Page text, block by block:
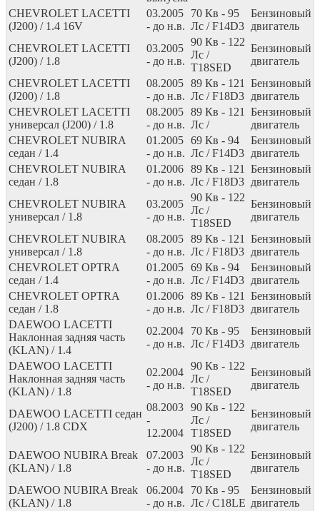
CHEVROLET LACETTI
(J200) / 1.4 16V
03.2005
- до н.в.
70 Кв - 95
Лс / F14D3
Бензиновый
двигатель
CHEVROLET LACETTI
(J200) / 1.8
03.2005
- до н.в.
90 Кв - 122
Лс /
T18SED
Бензиновый
двигатель
CHEVROLET LACETTI
(J200) / 1.8
08.2005
- до н.в.
89 Кв - 121
Лс / F18D3
Бензиновый
двигатель
CHEVROLET LACETTI
универсал (J200) / 1.8
08.2005
- до н.в.
89 Кв - 121
Лс /
Бензиновый
двигатель
CHEVROLET NUBIRA
седан / 1.4
01.2005
- до н.в.
69 Кв - 94
Лс / F14D3
Бензиновый
двигатель
CHEVROLET NUBIRA
седан / 1.8
01.2006
- до н.в.
89 Кв - 121
Лс / F18D3
Бензиновый
двигатель
CHEVROLET NUBIRA
универсал / 1.8
03.2005
- до н.в.
90 Кв - 122
Лс /
T18SED
Бензиновый
двигатель
CHEVROLET NUBIRA
универсал / 1.8
08.2005
- до н.в.
89 Кв - 121
Лс / F18D3
Бензиновый
двигатель
CHEVROLET OPTRA
седан / 1.4
01.2005
- до н.в.
69 Кв - 94
Лс / F14D3
Бензиновый
двигатель
CHEVROLET OPTRA
седан / 1.8
01.2006
- до н.в.
89 Кв - 121
Лс / F18D3
Бензиновый
двигатель
DAEWOO LACETTI
Наклонная задняя часть
(KLAN) / 1.4
02.2004
- до н.в.
70 Кв - 95
Лс / F14D3
Бензиновый
двигатель
DAEWOO LACETTI
Наклонная задняя часть
(KLAN) / 1.8
02.2004
- до н.в.
90 Кв - 122
Лс /
T18SED
Бензиновый
двигатель
DAEWOO LACETTI седан
(J200) / 1.8 CDX
08.2003
-
12.2004
90 Кв - 122
Лс /
T18SED
Бензиновый
двигатель
DAEWOO NUBIRA Break
(KLAN) / 1.8
07.2003
- до н.в.
90 Кв - 122
Лс /
T18SED
Бензиновый
двигатель
DAEWOO NUBIRA Break
(KLAN) / 1.8
06.2004
- до н.в.
70 Кв - 95
Лс / C18LE
Бензиновый
двигатель